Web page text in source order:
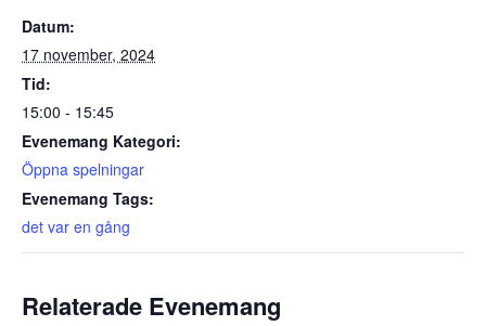
Datum:
17 november, 2024
Tid:
15:00 - 15:45
Evenemang Kategori:
Öppna spelningar
Evenemang Tags:
det var en gång
Relaterade Evenemang